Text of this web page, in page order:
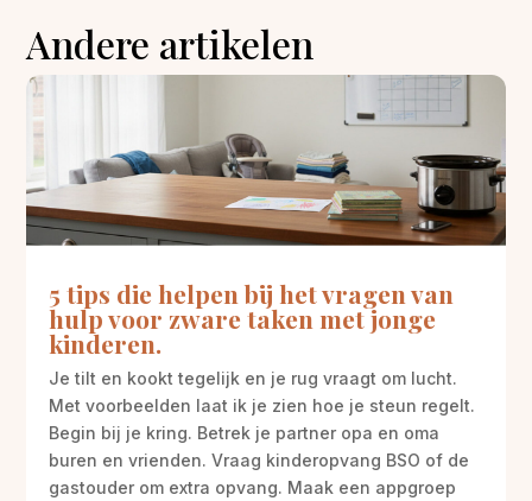
Andere artikelen
5 tips die helpen bij het vragen van
hulp voor zware taken met jonge
kinderen.
Je tilt en kookt tegelijk en je rug vraagt om lucht.
Met voorbeelden laat ik je zien hoe je steun regelt.
Begin bij je kring. Betrek je partner opa en oma
buren en vrienden. Vraag kinderopvang BSO of de
gastouder om extra opvang. Maak een appgroep